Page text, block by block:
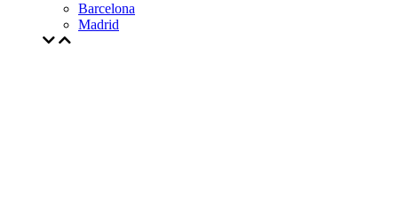
Barcelona
Madrid